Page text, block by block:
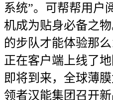
系统”。可帮帮用户
机成为贴身必备之
的步队才能体验那
正在客户端上线了
即将到来，全球薄
领者汉能集团召开